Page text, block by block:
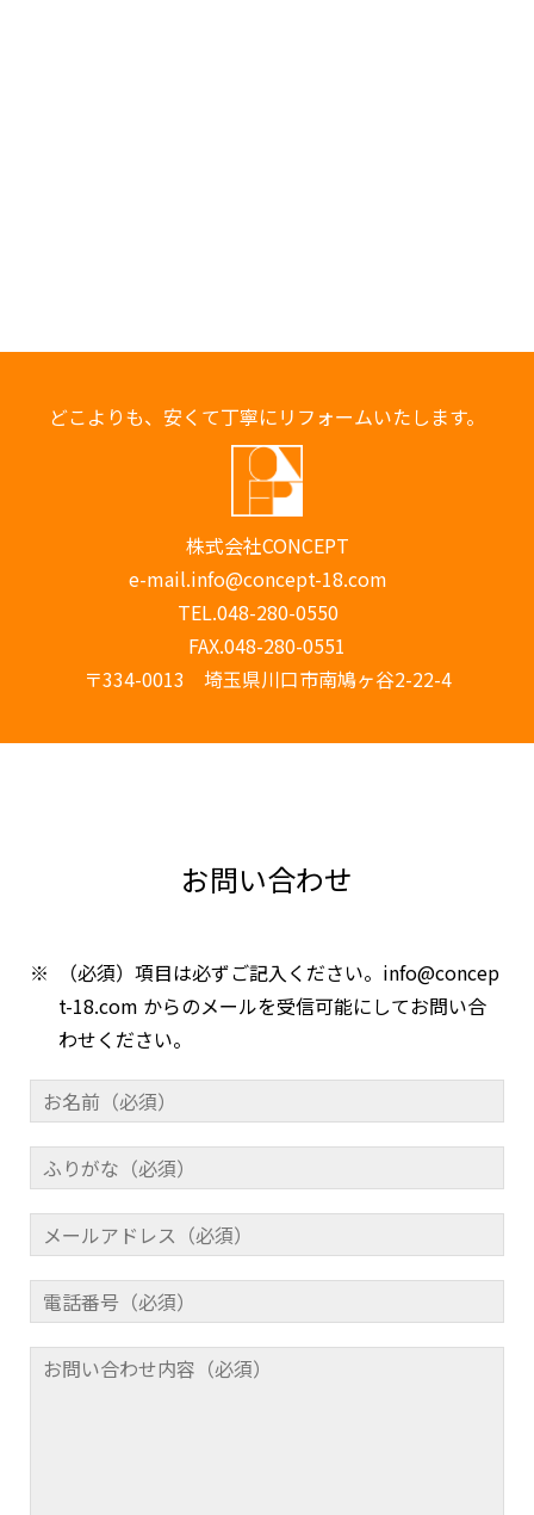
どこよりも、安くて丁寧にリフォームいたします。
株式会社CONCEPT
e-mail.info@concept-18.com
TEL.048-280-0550
FAX.048-280-0551
〒334-0013 埼玉県川口市南鳩ヶ谷2-22-4
お問い合わせ
※ （必須）項目は必ずご記入ください。 info@concep
t-18.com からのメールを受信可能にしてお問い合
わせください。